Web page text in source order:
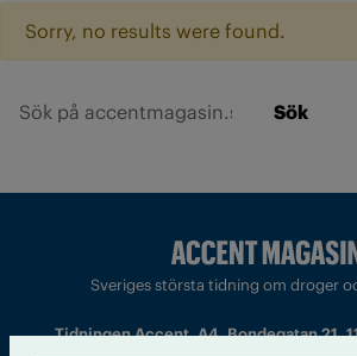
Sorry, no results were found.
Sök
Sveriges största tidning om droger
Tidningen Accent, A4, Bondegatan 21,